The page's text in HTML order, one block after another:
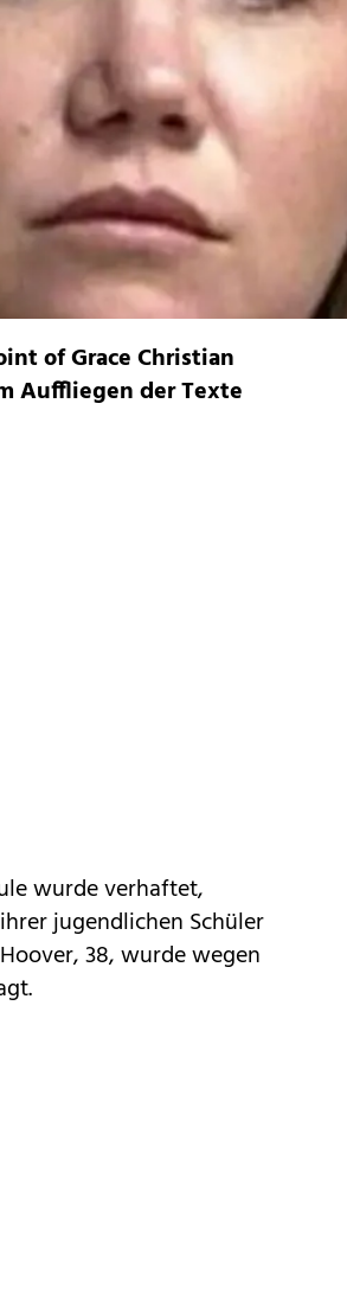
of Grace Christian
Auffliegen der Texte
wurde verhaftet,
jugendlichen Schüler
38, wurde wegen